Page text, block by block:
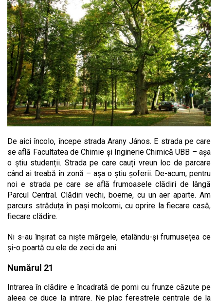
De aici încolo, începe strada Arany János. E strada pe care
se află Facultatea de Chimie și Inginerie Chimică UBB – așa
o știu studenții. Strada pe care cauți vreun loc de parcare
când ai treabă în zonă – așa o știu șoferii. De-acum, pentru
noi e strada pe care se află frumoasele clădiri de lângă
Parcul Central. Clădiri vechi, boeme, cu un aer aparte. Am
parcurs străduța în pași molcomi, cu oprire la fiecare casă,
fiecare clădire.
Ni s-au înșirat ca niște mărgele, etalându-și frumusețea ce
și-o poartă cu ele de zeci de ani.
Numărul 21
Intrarea în clădire e încadrată de pomi cu frunze căzute pe
aleea ce duce la intrare. Ne plac ferestrele centrale de la